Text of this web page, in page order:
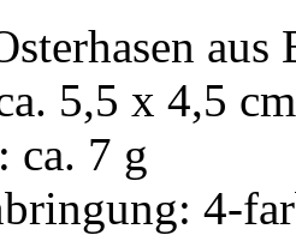
5,5 x 4,5 cm
ca. 7 g
4-